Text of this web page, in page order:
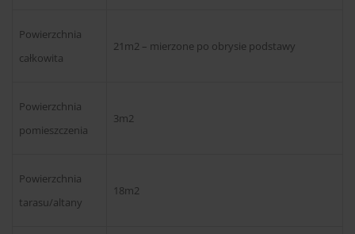
Powierzchnia
całkowita
21m2 – mierzone po obrysie podstawy
Powierzchnia
pomieszczenia
3m2
Powierzchnia
tarasu/altany
18m2